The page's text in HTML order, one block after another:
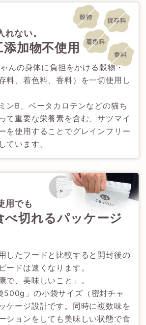
ない。
加物不使用
んの身体に負担をかける穀物・
料、着色料、香料）を一切使用し
ンB、ベータカロテンなどの猫ち
て重要な栄養素を含む、サツマイ
を使用することでグレインフリー
ています。
用でも
べ切れるパッケージ
したフードと比較すると開封後の
ードは速くなります。
で、美味しいこと」。
500g」の小袋サイズ（密封チャ
ケージ設計です。同時に複数味を
ションをしても美味しい状態で食